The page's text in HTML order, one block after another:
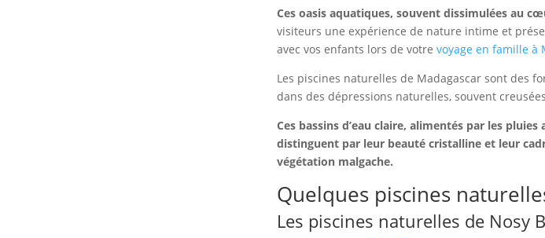
Ces oasis aquatiques, souvent dissimulées au
visiteurs une expérience de nature intime et
avec vos enfants lors de votre voyage en famille à
Les piscines naturelles de Madagascar sont des
dans des dépressions naturelles, souvent
Ces bassins d’eau claire, alimentés par les
distinguent par leur beauté cristalline et leur
végétation malgache.
Quelques piscines
Les piscines naturelles de Nosy